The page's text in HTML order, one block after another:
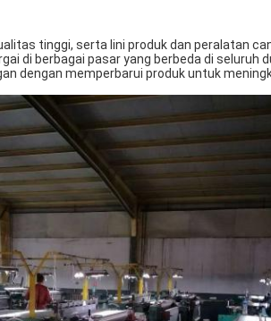
tinggi, serta lini produk dan peralatan
di berbagai pasar yang berbeda di seluruh
dengan memperbarui produk untuk